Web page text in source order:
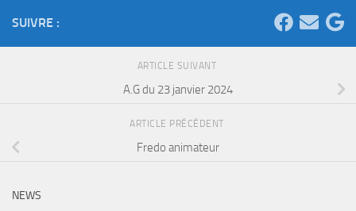
SUIVRE :
ARTICLE SUIVANT
A.G du 23 janvier 2024
ARTICLE PRÉCÉDENT
Fredo animateur
NEWS